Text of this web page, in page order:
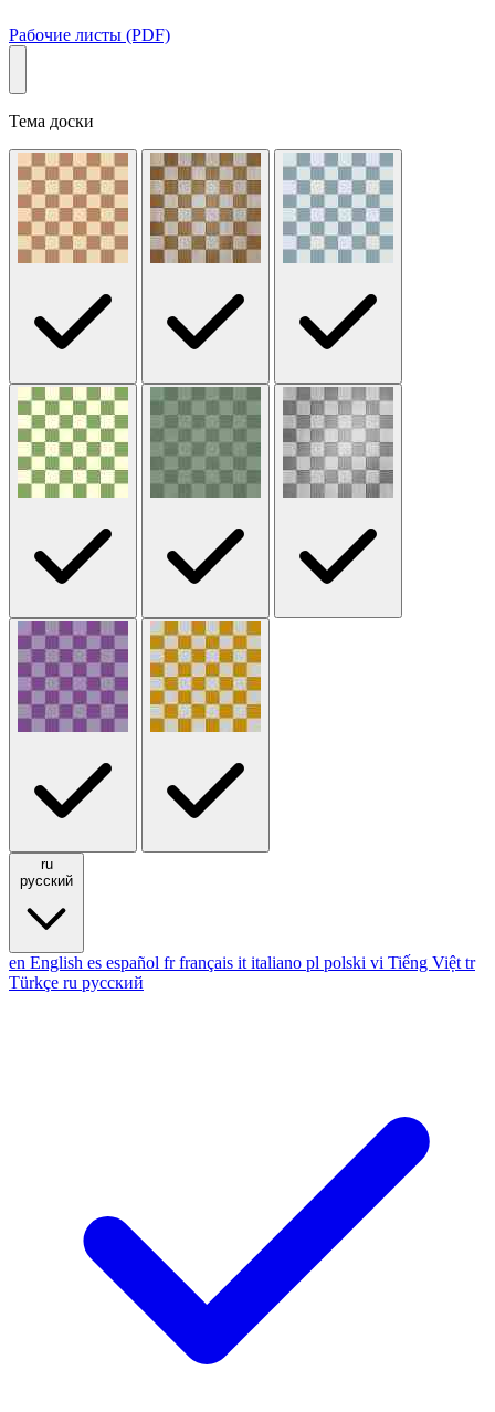
Рабочие листы (PDF)
Тема доски
ru
русский
en English es español fr français it italiano pl polski vi Tiếng Việt tr
Türkçe ru русский